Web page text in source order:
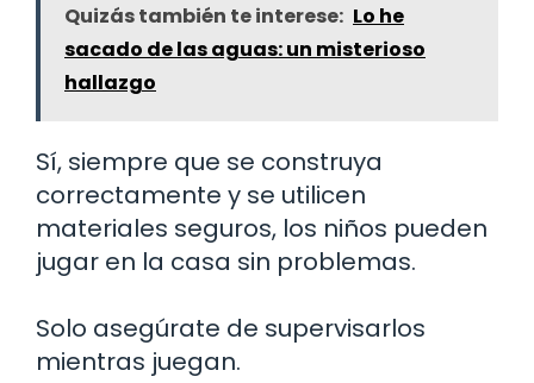
Quizás también te interese: Lo he
sacado de las aguas: un misterioso
hallazgo
Sí, siempre que se construya
correctamente y se utilicen
materiales seguros, los niños pueden
jugar en la casa sin problemas.
Solo asegúrate de supervisarlos
mientras juegan.